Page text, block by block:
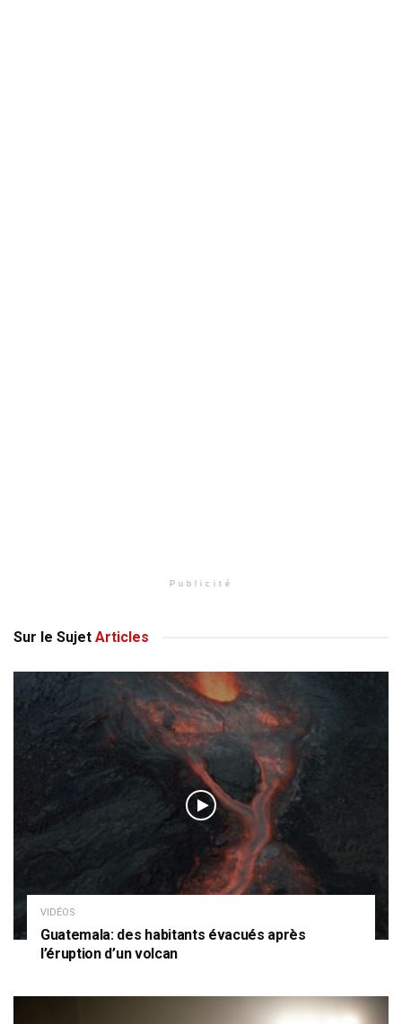
Publicité
Sur le Sujet Articles
VIDÉOS
Guatemala: des habitants évacués après
l’éruption d’un volcan